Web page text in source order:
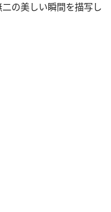
の美しい瞬間を描写し